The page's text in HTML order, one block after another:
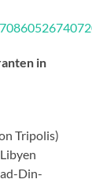
in
Tripolis)
Din-